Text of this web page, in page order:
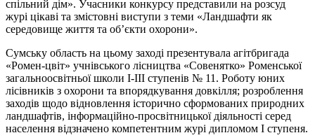
спільний дім». Учасники конкурсу представили на розсуд
журі цікаві та змістовні виступи з теми «Ландшафти як
середовище життя та об’єкти охорони».
Сумську область на цьому заході презентувала агітбригада
«Ромен-цвіт» учнівського лісництва «Совенятко» Роменської
загальноосвітньої школи І-ІІІ ступенів № 11. Роботу юних
лісівників з охорони та впорядкування довкілля; розроблення
заходів щодо відновлення історично сформованих природних
ландшафтів, інформаційно-просвітницької діяльності серед
населення відзначено компетентним журі дипломом І ступеня.